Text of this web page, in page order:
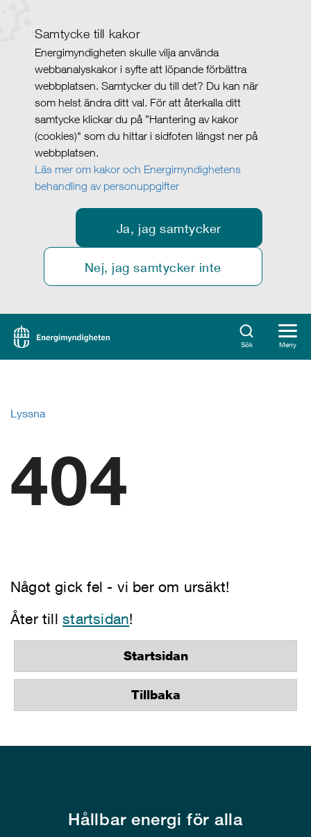
Samtycke till kakor
Energimyndigheten skulle vilja använda
webbanalyskakor i syfte att löpande förbättra
webbplatsen. Samtycker du till det? Du kan när
som helst ändra ditt val. För att återkalla ditt
samtycke klickar du på ”Hantering av kakor
(cookies)" som du hittar i sidfoten längst ner på
webbplatsen.
Läs mer om kakor och Energimyndighetens
behandling av personuppgifter
Ja, jag samtycker
Nej, jag samtycker inte
Sök Meny
Lyssna
404
Något gick fel - vi ber om ursäkt!
Åter tillstartsidan!
Startsidan
Tillbaka
Hållbar energi för alla